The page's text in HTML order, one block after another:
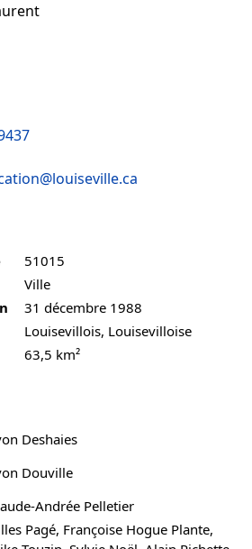
51015
Ville
31 décembre 1988
Louisevillois, Louisevilloise
63,5 km²
Deshaies
Douville
Andrée Pelletier
Pagé, Françoise Hogue Plante,